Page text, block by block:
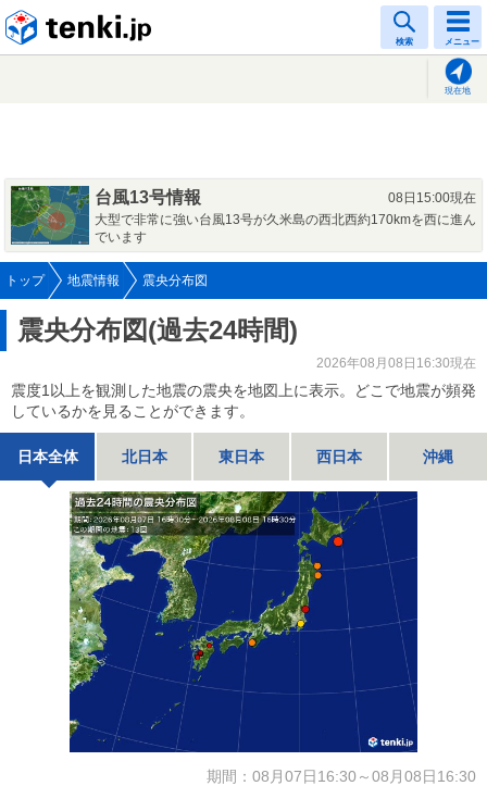
検索 メニュー
現在地
台風13号情報
08日15:00現在
大型で非常に強い台風13号が久米島の西北西約170kmを西に進ん
でいます
トップ 地震情報 震央分布図
震央分布図(過去24時間)
2026年08月08日16:30現在
震度1以上を観測した地震の震央を地図上に表示。どこで地震が頻発
しているかを見ることができます。
日本全体 北日本 東日本 西日本 沖縄
期間：08月07日16:30～08月08日16:30